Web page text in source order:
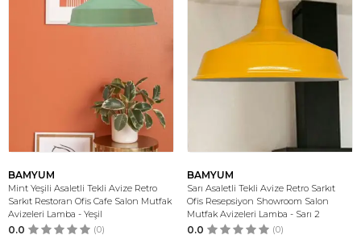
BAMYUM
Mint Yeşili Asaletli Tekli Avize Retro
Sarkıt Restoran Ofis Cafe Salon Mutfak
Avizeleri Lamba - Yeşil
0.0 (0)
BAMYUM
Sarı Asaletli Tekli Avize Retro Sarkıt
Ofis Resepsiyon Showroom Salon
Mutfak Avizeleri Lamba - Sarı 2
0.0 (0)